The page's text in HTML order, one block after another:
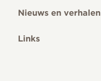
Nieuws en verhalen
Links